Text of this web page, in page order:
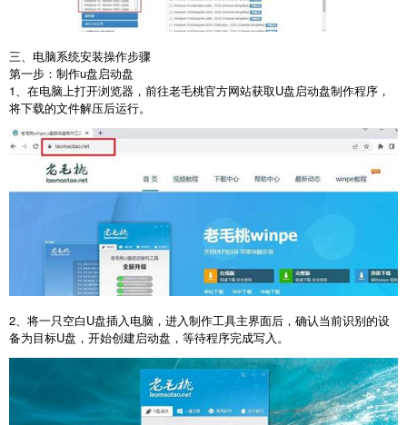
三、电脑系统安装操作步骤
第一步：制作u盘启动盘
1、在电脑上打开浏览器，前往老毛桃官方网站获取U盘启动盘制作程序，
将下载的文件解压后运行。
2、将一只空白U盘插入电脑，进入制作工具主界面后，确认当前识别的设
备为目标U盘，开始创建启动盘，等待程序完成写入。